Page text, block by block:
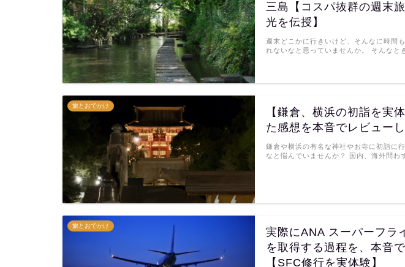
三島【コスパ抜群の週末
光を伝授】
週末どこかに行きいけど、そんなに時間
れないなと思っていませんか。 そんなと
旅とおでかけ
【鎌倉、横浜の初詣を実
た感想を本音でレビュー
鎌倉や横浜の有名な神社やお寺に初詣に
なと悩んでいませんか？ 国内、海外問わ
旅とおでかけ
実際にANA スーパーフラ
を取得する過程を、本音
【SFC修行を実体験】